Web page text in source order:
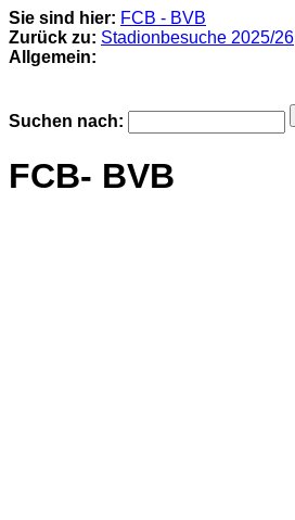
Sie sind hier: FCB - BVB
Zurück zu: Stadionbesuche 2025/26
Allgemein:
Suchen nach:
FCB- BVB